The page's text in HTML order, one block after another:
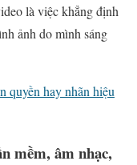
là việc khẳng định
ảnh do mình sáng
quyền hay nhãn hiệu
mềm, âm nhạc,